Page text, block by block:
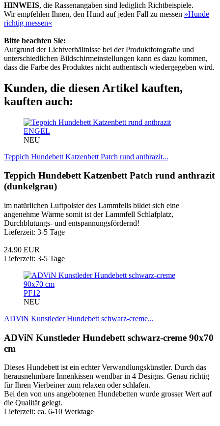
HINWEIS, die Rassenangaben sind lediglich Richtbeispiele.
Wir empfehlen Ihnen, den Hund auf jeden Fall zu messen »Hunde
richtig messen«
Bitte beachten Sie:
Aufgrund der Lichtverhältnisse bei der Produktfotografie und
unterschiedlichen Bildschirmeinstellungen kann es dazu kommen,
dass die Farbe des Produktes nicht authentisch wiedergegeben wird.
Kunden, die diesen Artikel kauften,
kauften auch:
ENGEL
NEU
Teppich Hundebett Katzenbett Patch rund anthrazit...
Teppich Hundebett Katzenbett Patch rund anthrazit
(dunkelgrau)
im natürlichen Luftpolster des Lammfells bildet sich eine
angenehme Wärme somit ist der Lammfell Schlafplatz,
Durchblutungs- und entspannungsfördernd!
Lieferzeit: 3-5 Tage
24,90 EUR
Lieferzeit: 3-5 Tage
PF12
NEU
ADViN Kunstleder Hundebett schwarz-creme...
ADViN Kunstleder Hundebett schwarz-creme 90x70
cm
Dieses Hundebett ist ein echter Verwandlungskünstler. Durch das
herausnehmbare Innenkissen wendbar in 4 Designs. Genau richtig
für Ihren Vierbeiner zum relaxen oder schlafen.
Bei den von uns angebotenen Hundebetten wurde grosser Wert auf
die Qualität gelegt.
Lieferzeit: ca. 6-10 Werktage